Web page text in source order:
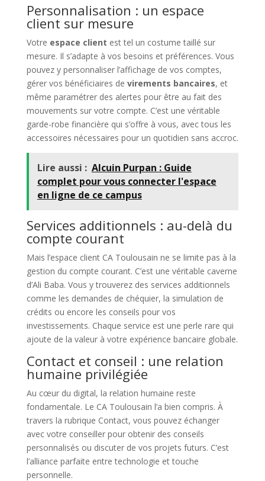
Personnalisation : un espace
client sur mesure
Votre espace client est tel un costume taillé sur
mesure. Il s’adapte à vos besoins et préférences. Vous
pouvez y personnaliser l’affichage de vos comptes,
gérer vos bénéficiaires de virements bancaires, et
même paramétrer des alertes pour être au fait des
mouvements sur votre compte. C’est une véritable
garde-robe financière qui s’offre à vous, avec tous les
accessoires nécessaires pour un quotidien sans accroc.
Lire aussi : Alcuin Purpan : Guide
complet pour vous connecter l'espace
en ligne de ce campus
Services additionnels : au-delà du
compte courant
Mais l’espace client CA Toulousain ne se limite pas à la
gestion du compte courant. C’est une véritable caverne
d’Ali Baba. Vous y trouverez des services additionnels
comme les demandes de chéquier, la simulation de
crédits ou encore les conseils pour vos
investissements. Chaque service est une perle rare qui
ajoute de la valeur à votre expérience bancaire globale.
Contact et conseil : une relation
humaine privilégiée
Au cœur du digital, la relation humaine reste
fondamentale. Le CA Toulousain l’a bien compris. À
travers la rubrique Contact, vous pouvez échanger
avec votre conseiller pour obtenir des conseils
personnalisés ou discuter de vos projets futurs. C’est
l’alliance parfaite entre technologie et touche
personnelle.